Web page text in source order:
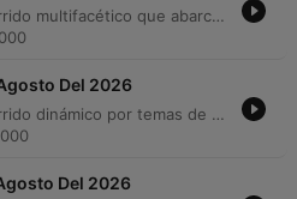
Este episodio ofrece un recorrido multifacético que abarca desde consejos de salud y reflexiones morales hasta una profunda denuncia sobre la corrupción en los sistemas penitenciarios de México y Estados Unidos. A través de testimonios impactantes, se exponen casos de extorsión y abuso de poder dentro de las prisiones, junto con noticias actuales sobre seguridad, economía e inflación. El programa también aborda temas de interés social como las dificultades económicas de la comunidad latina en California, advertencias sobre estafas migratorias y análisis de la actualidad política y deportiva. Entre interacciones con la audiencia y mensajes personales, el episodio equilibra la información periodística con consejos prácticos para la vida diaria.
Del 2026
Este episodio ofrece un recorrido dinámico por temas de actualidad, reflexión y comunidad. Desde consejos sobre la elección de pareja y el impacto del ejemplo parental, hasta análisis críticos sobre procesos migratorios, seguridad nacional y la crisis de personas sin hogar en Los Ángeles. El programa también aborda historias conmovedoras de resiliencia femenina, noticias de espectáculos y deportes, y reflexiones profundas sobre la importancia de la gratitud y la prevención de la violencia doméstica.
Del 2026